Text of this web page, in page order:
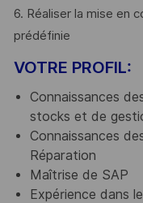
6. Réaliser la mise en
prédéfinie
VOTRE PROFIL:
Connaissances
stocks et de
Connaissances
Réparation
Maîtrise de SAP
Expérience dans